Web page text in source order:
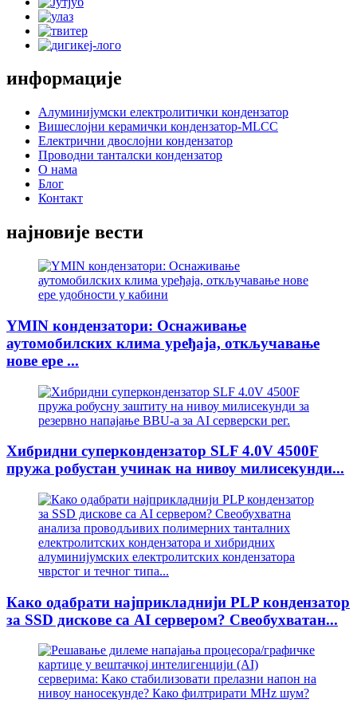
информације
Алуминијумски електролитички кондензатор
Вишеслојни керамички кондензатор-MLCC
Електрични двослојни кондензатор
Проводни танталски кондензатор
О нама
Блог
Контакт
најновије вести
YMIN кондензатори: Оснаживање
аутомобилских клима уређаја, откључавање
нове ере ...
Хибридни суперкондензатор SLF 4.0V 4500F
пружа робустан учинак на нивоу милисекунди...
Како одабрати најприкладнији PLP кондензатор
за SSD дискове са AI сервером? Свеобухватан...